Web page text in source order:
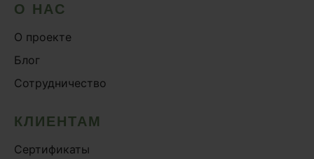
О НАС
О проекте
Блог
Сотрудничество
КЛИЕНТАМ
Сертификаты